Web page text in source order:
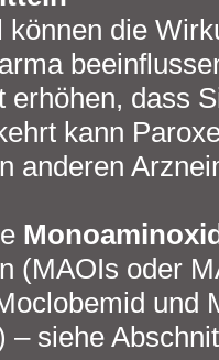
können die
erhöhen, dass
kann
anderen
(MAOIs oder
und
– siehe